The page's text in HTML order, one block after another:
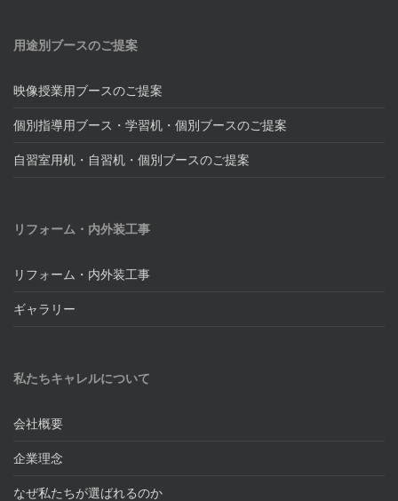
用途別ブースのご提案
映像授業用ブースのご提案
個別指導用ブース・学習机・個別ブースのご提案
自習室用机・自習机・個別ブースのご提案
リフォーム・内外装工事
リフォーム・内外装工事
ギャラリー
私たちキャレルについて
会社概要
企業理念
なぜ私たちが選ばれるのか